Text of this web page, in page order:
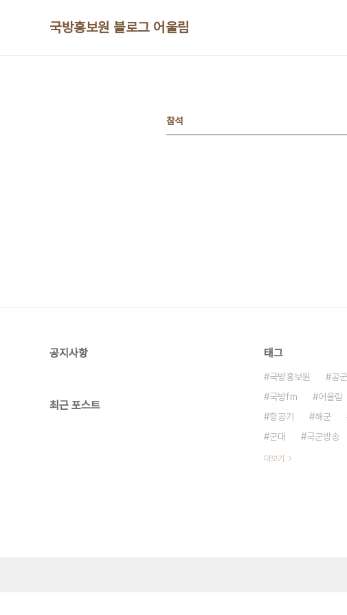
국방홍보원 블로그 어울림
참석
공지사항
최근 포스트
태그
국방홍보원 공군
국방fm
어울림
항공기
해군
군대
국군방송
더보기